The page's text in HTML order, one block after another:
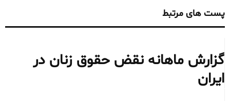
پست های مرتبط
گزارش ماهانه نقض حقوق زنان در
ایران